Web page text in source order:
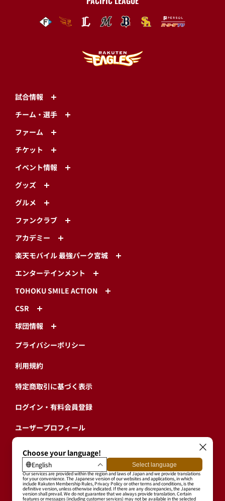
試合情報
チーム・選手
ファーム
チケット
イベント情報
グッズ
グルメ
ファンクラブ
アカデミー
楽天モバイル 最強パーク宮城
エンターテインメント
TOHOKU SMILE ACTION
CSR
球団情報
プライバシーポリシー
利用規約
特定商取引に基づく表示
ログイン・有料会員登録
ユーザープロフィール
会員情報引継ぎ
退会